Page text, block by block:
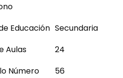
Educación Secundaria
Aulas
24
Número
56